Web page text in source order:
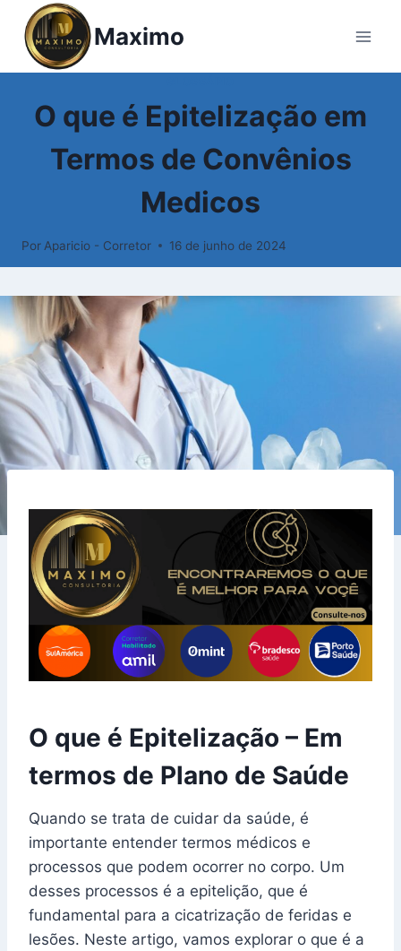
Pular
para
Maximo
O que é Epitelização em
Termos de Convênios
Medicos
Por Aparicio - Corretor 16 de junho de 2024
O que é Epitelização – Em
termos de Plano de Saúde
Quando se trata de cuidar da saúde, é
importante entender termos médicos e
processos que podem ocorrer no corpo. Um
desses processos é a epitelição, que é
fundamental para a cicatrização de feridas e
lesões. Neste artigo, vamos explorar o que é a